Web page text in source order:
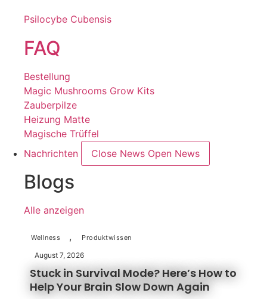
Psilocybe Cubensis
FAQ
Bestellung
Magic Mushrooms Grow Kits
Zauberpilze
Heizung Matte
Magische Trüffel
Nachrichten
Close News Open News
Blogs
Alle anzeigen
Wellness , Produktwissen
August 7, 2026
Stuck in Survival Mode? Here’s How to
Help Your Brain Slow Down Again